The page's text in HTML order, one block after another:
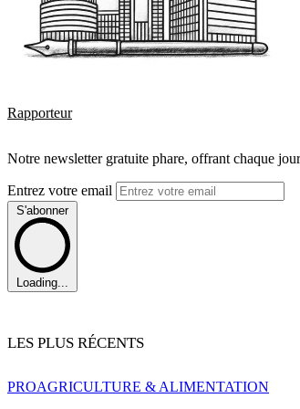
Rapporteur
Notre newsletter gratuite phare, offrant chaque
Entrez votre email
S'abonner
Loading...
LES PLUS RÉCENTS
PROAGRICULTURE & ALIMENTATION